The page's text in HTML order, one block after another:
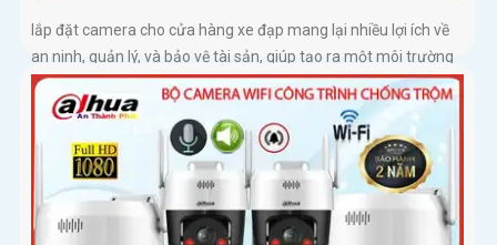
lắp đặt camera cho cửa hàng xe đạp mang lại nhiều lợi ích về
an ninh, quản lý, và bảo vệ tài sản, giúp tạo ra một môi trường
an toàn và tin cậy cho cả khách hàng và doanh nghiệp của
bạn.